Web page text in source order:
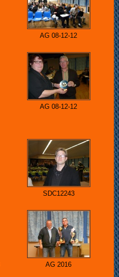
AG 08-12-12
AG 08-12-12
SDC12243
AG 2016